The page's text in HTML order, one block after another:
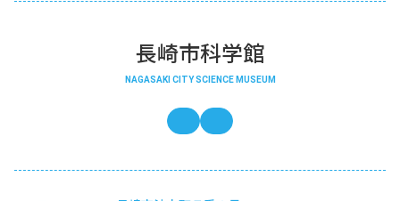
長崎市科学館
NAGASAKI CITY SCIENCE MUSEUM
長崎市科学館の公式x